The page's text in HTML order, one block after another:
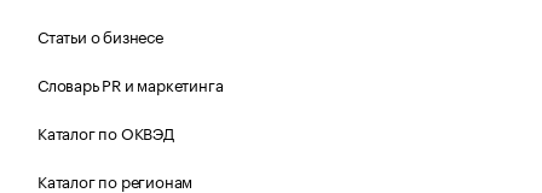
Статьи о бизнесе
Словарь PR и маркетинга
Каталог по ОКВЭД
Каталог по регионам